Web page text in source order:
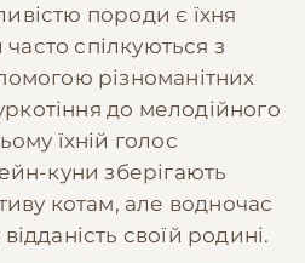
породи є їхня
спілкуються з
різноманітних
до мелодійного
їхній голос
куни зберігають
котам, але водночас
своїй родині.